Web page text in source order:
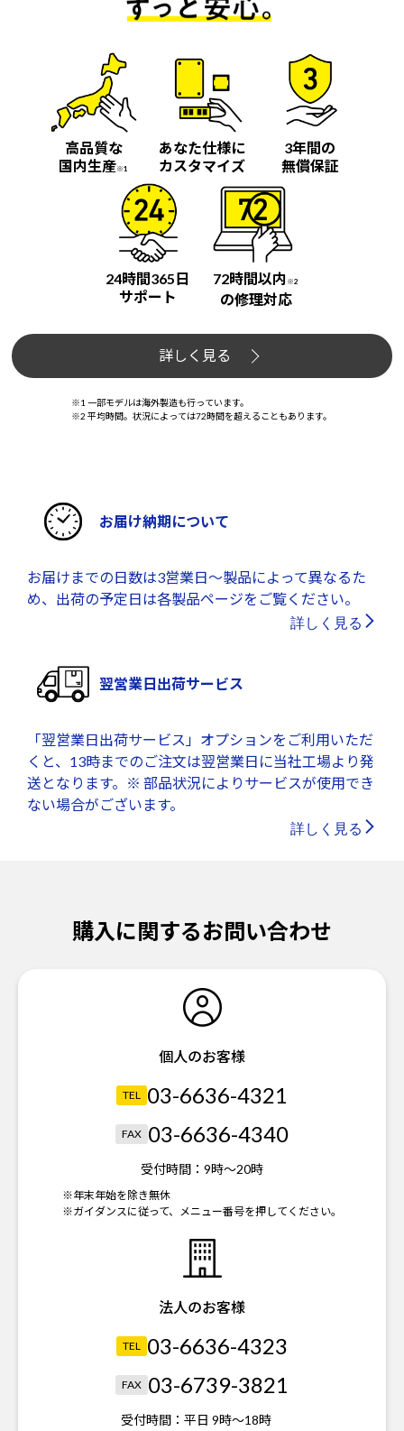
高品質な
国内生産※1
あなた仕様に
カスタマイズ
3年間の
無償保証
24時間365日
サポート
72時間以内 ※2
の修理対応
詳しく見る
※1 一部モデルは海外製造も行っています。
※2 平均時間。状況によっては72時間を超えることもあります。
お届け納期について
お届けまでの日数は3営業日～製品によって異なるた
め、出荷の予定日は各製品ページをご覧ください。
詳しく見る
翌営業日出荷サービス
「翌営業日出荷サービス」オプションをご利用いただ
くと、13時までのご注文は翌営業日に当社工場より発
送となります。※ 部品状況によりサービスが使用でき
ない場合がございます。
詳しく見る
購入に関するお問い合わせ
個人のお客様
TEL 03-6636-4321
FAX 03-6636-4340
受付時間： 9時～20時
※年末年始を除き無休
※ガイダンスに従って、メニュー番号を押してください。
法人のお客様
TEL 03-6636-4323
FAX 03-6739-3821
受付時間： 平日 9時～18時